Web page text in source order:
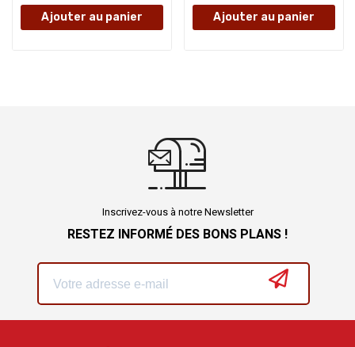
Ajouter au panier Ajouter au panier
Inscrivez-vous à notre Newsletter
RESTEZ INFORMÉ DES BONS PLANS !